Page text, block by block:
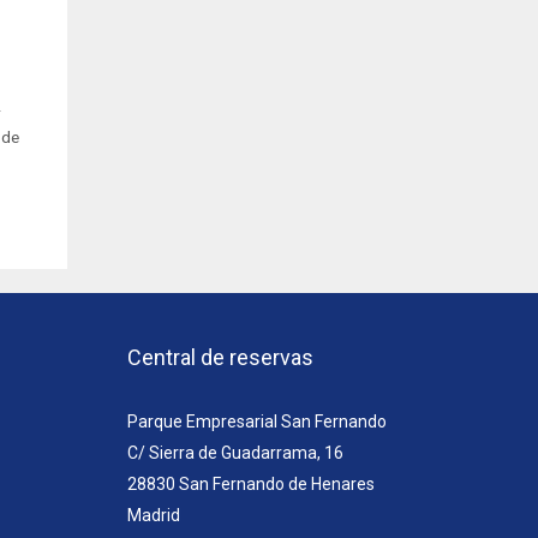
Central de reservas
Parque Empresarial San Fernando
C/ Sierra de Guadarrama, 16
28830 San Fernando de Henares
Madrid